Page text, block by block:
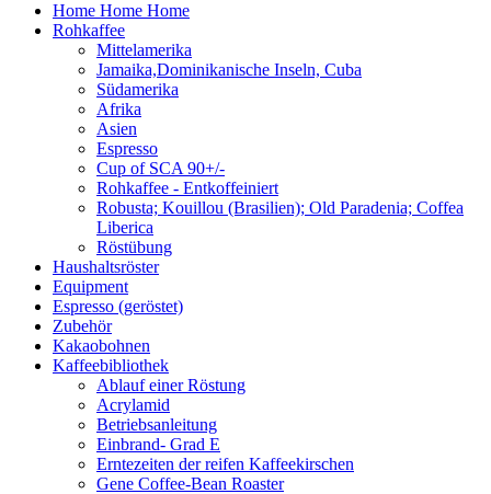
Home Home Home
Rohkaffee
Mittelamerika
Jamaika,Dominikanische Inseln, Cuba
Südamerika
Afrika
Asien
Espresso
Cup of SCA 90+/-
Rohkaffee - Entkoffeiniert
Robusta; Kouillou (Brasilien); Old Paradenia; Coffea
Liberica
Röstübung
Haushaltsröster
Equipment
Espresso (geröstet)
Zubehör
Kakaobohnen
Kaffeebibliothek
Ablauf einer Röstung
Acrylamid
Betriebsanleitung
Einbrand- Grad E
Erntezeiten der reifen Kaffeekirschen
Gene Coffee-Bean Roaster